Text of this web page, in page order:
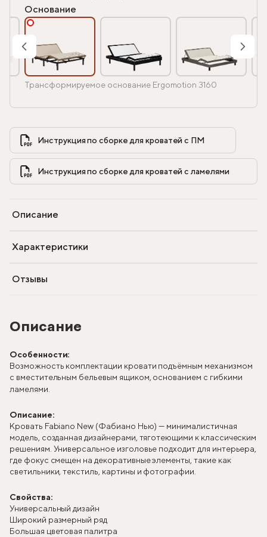
Описание
Особенности:
Возможность комплектации кровати подъёмным механизмом
с вместительным бельевым ящиком, основанием с гибкими
ламелями.
Описание:
Кровать Fabiano New (Фабиано Нью) — минималистичная
модель, созданная дизайнерами, тяготеющими к классическим
решениям. Универсальное изголовье подходит для интерьера,
где фокус смещен на декоративные элементы, такие как
светильники, текстиль, картины и фотографии.
Свойства:
Универсальный дизайн
Широкий размерный ряд
Большая цветовая палитра
Основание
Трансформируемое основание Ergomotion 3160
Инструкция по сборке для кроватей с ПМ
Описание
Характеристики
Отзывы